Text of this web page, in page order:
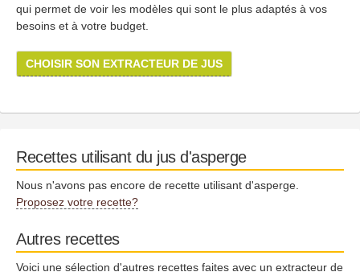
qui permet de voir les modèles qui sont le plus adaptés à vos
besoins et à votre budget.
CHOISIR SON EXTRACTEUR DE JUS
Recettes utilisant du jus d'asperge
Nous n'avons pas encore de recette utilisant d'asperge.
Proposez votre recette?
Autres recettes
Voici une sélection d'autres recettes faites avec un extracteur de